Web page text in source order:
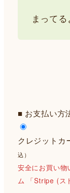
まってる
■ お支払い方
クレジットカ
込）
安全にお買い物
ム 「Stripe (ス